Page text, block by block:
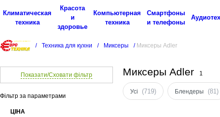
Климатическая
техника
Красота
и
здоровье
Компьютерная
техника
Смартфоны
и телефоны
/ Техника для кухни / Миксеры / Миксеры Adler
Показати/Сховати фільтр
Фільтр за параметрами
ЦІНА
Миксеры Adler 1
Усі (719) Блендеры (81)